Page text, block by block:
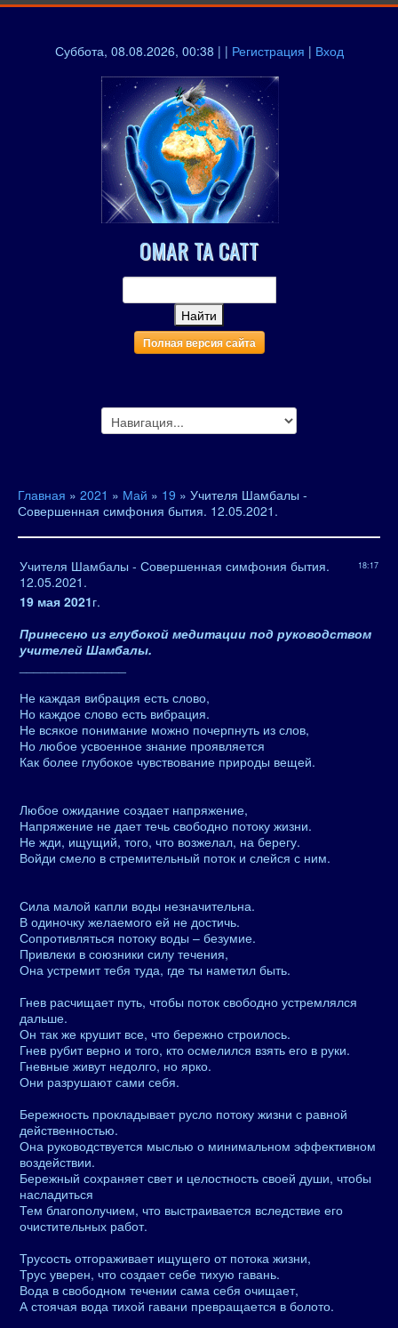
Суббота, 08.08.2026, 00:38 | | Регистрация | Вход
OMAR TA CATT
Полная версия сайта
Главная » 2021 » Май » 19 » Учителя Шамбалы -
Совершенная симфония бытия. 12.05.2021.
18:17
Учителя Шамбалы - Совершенная симфония бытия.
12.05.2021.
19 мая 2021г.
Принесено из глубокой медитации под руководством
учителей Шамбалы.
Не каждая вибрация есть слово,
Но каждое слово есть вибрация.
Не всякое понимание можно почерпнуть из слов,
Но любое усвоенное знание проявляется
Как более глубокое чувствование природы вещей.
Любое ожидание создает напряжение,
Напряжение не дает течь свободно потоку жизни.
Не жди, ищущий, того, что возжелал, на берегу.
Войди смело в стремительный поток и слейся с ним.
Сила малой капли воды незначительна.
В одиночку желаемого ей не достичь.
Сопротивляться потоку воды – безумие.
Привлеки в союзники силу течения,
Она устремит тебя туда, где ты наметил быть.
Гнев расчищает путь, чтобы поток свободно устремлялся
дальше.
Он так же крушит все, что бережно строилось.
Гнев рубит верно и того, кто осмелился взять его в руки.
Гневные живут недолго, но ярко.
Они разрушают сами себя.
Бережность прокладывает русло потоку жизни с равной
действенностью.
Она руководствуется мыслью о минимальном эффективном
воздействии.
Бережный сохраняет свет и целостность своей души, чтобы
насладиться
Тем благополучием, что выстраивается вследствие его
очистительных работ.
Трусость отгораживает ищущего от потока жизни,
Трус уверен, что создает себе тихую гавань.
Вода в свободном течении сама себя очищает,
А стоячая вода тихой гавани превращается в болото.